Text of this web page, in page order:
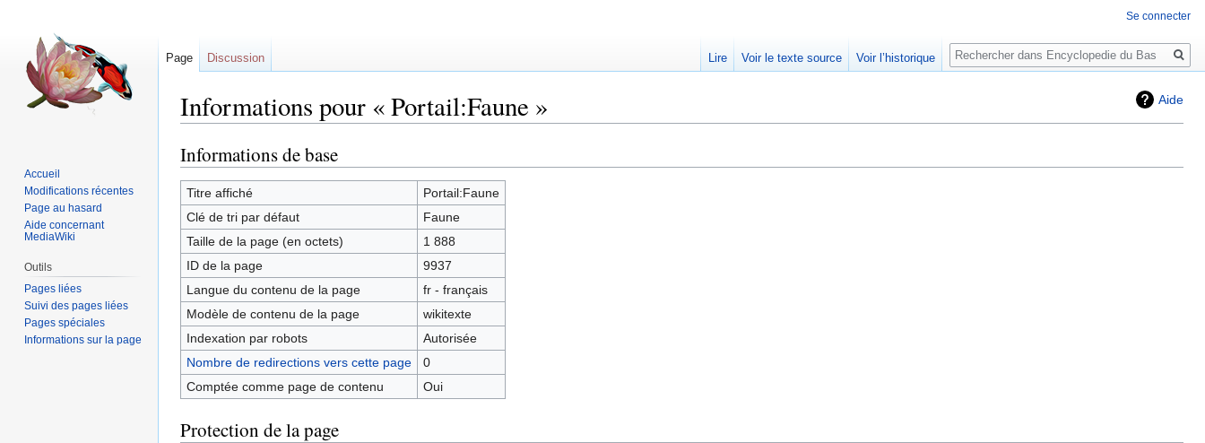
Aide
Informations pour « Portail:Faune »
Sauter
à
la
navigation
Sauter
à
la
recherche
Informations de base
Titre affiché
Portail:Faune
Clé de tri par défaut
Faune
Taille de la page (en octets)
1 888
ID de la page
9937
Langue du contenu de la page
fr - français
Modèle de contenu de la page
wikitexte
Indexation par robots
Autorisée
Nombre de redirections vers cette page
0
Comptée comme page de contenu
Oui
Protection de la page
Se connecter
Page Discussion Lire Voir le texte source Voir l’historique
Rechercher
Accueil
Modifications récentes
Page au hasard
Aide concernant
MediaWiki
Outils
Pages liées
Suivi des pages liées
Pages spéciales
Informations sur la page